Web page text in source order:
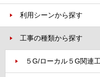
利用シーンから探す
工事の種類から探す
５G/ローカル５G関連